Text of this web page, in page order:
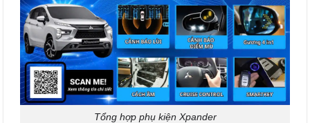
Tổng hợp phụ kiện Xpander